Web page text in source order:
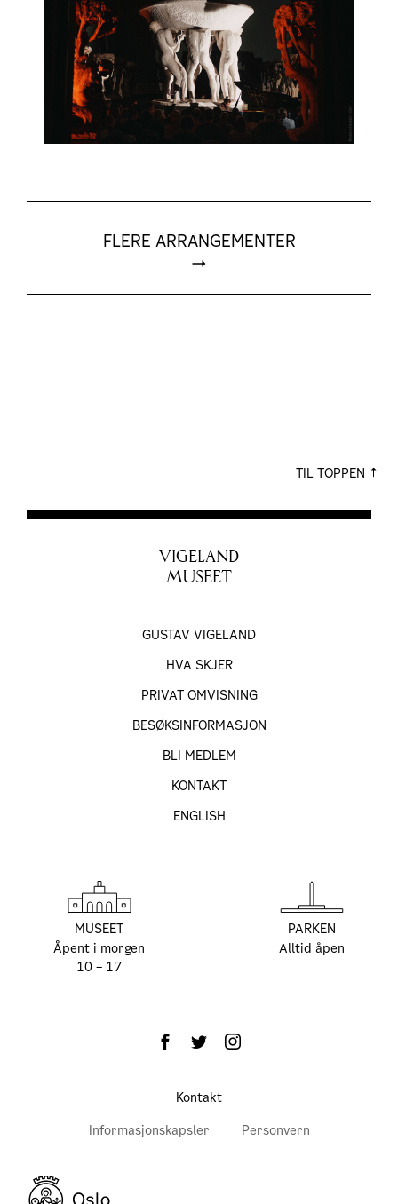
FLERE ARRANGEMENTER
TIL TOPPEN
VIGELAND
MUSEET
GUSTAV VIGELAND
HVA SKJER
PRIVAT OMVISNING
BESØKS­INFORMASJON
BLI MEDLEM
KONTAKT
ENGLISH
MUSEET
Åpent i morgen
10 – 17
PARKEN
Alltid åpen
Kontakt
Informasjonskapsler
Personvern